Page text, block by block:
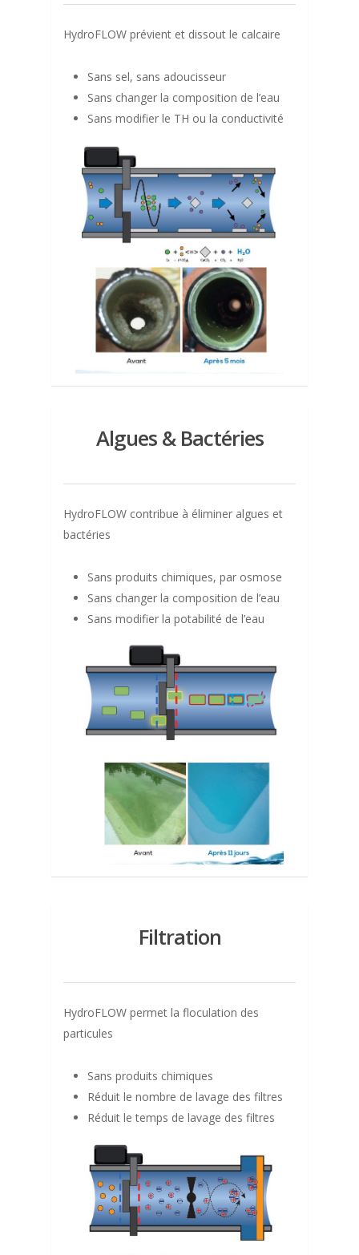
HydroFLOW prévient et dissout le calcaire
Sans sel, sans adoucisseur
Sans changer la composition de l’eau
Sans modifier le TH ou la conductivité
Algues & Bactéries
HydroFLOW contribue à éliminer algues et
bactéries
Sans produits chimiques, par osmose
Sans changer la composition de l’eau
Sans modifier la potabilité de l’eau
Filtration
HydroFLOW permet la floculation des
particules
Sans produits chimiques
Réduit le nombre de lavage des filtres
Réduit le temps de lavage des filtres